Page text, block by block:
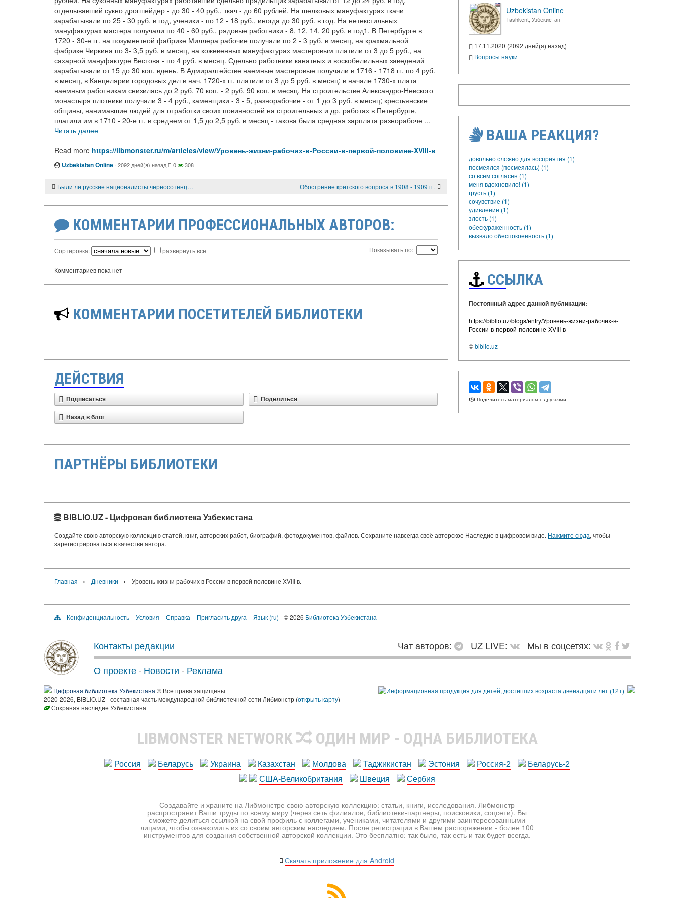
отделывавший сукно дрогшейдер - до 30 - 40 руб., ткач - до 60 рублей. На шелковых мануфактурах ткачи
зарабатывали по 25 - 30 руб. в год, ученики - по 12 - 18 руб., иногда до 30 руб. в год. На нетекстильных
мануфактурах мастера получали по 40 - 60 руб., рядовые работники - 8, 12, 14, 20 руб. в год1. В Петербурге в
1720 - 30-е гг. на позументной фабрике Миллера рабочие получали по 2 - 3 руб. в месяц, на крахмальной
фабрике Чиркина по 3- 3,5 руб. в месяц, на кожевенных мануфактурах мастеровым платили от 3 до 5 руб., на
сахарной мануфактуре Вестова - по 4 руб. в месяц. Сдельно работники канатных и воскобелильных заведений
зарабатывали от 15 до 30 коп. вдень. В Адмиралтействе наемные мастеровые получали в 1716 - 1718 гг. по 4 руб.
в месяц, в Канцелярии городовых дел в нач. 1720-х гг. платили от 3 до 5 руб. в месяц; в начале 1730-х плата
наемным работникам снизилась до 2 руб. 70 коп. - 2 руб. 90 коп. в месяц. На строительстве Александро-Невского
монастыря плотники получали 3 - 4 руб., каменщики - 3 - 5, разнорабочие - от 1 до 3 руб. в месяц; крестьянские
общины, нанимавшие людей для отработки своих повинностей на строительных и др. работах в Петербурге,
платили им в 1710 - 20-е гг. в среднем от 1,5 до 2,5 руб. в месяц - такова была средняя зарплата разнорабоче ...
Читать далее
Read more https://libmonster.ru/m/articles/view/Уровень-жизни-рабочих-в-России-в-первой-половине-XVIII-в
Uzbekistan Online · 2092 дней(я) назад 0 308
Были ли русские националисты черносотенцами? (О статье И. В. Омельянчука) Обострение критского вопроса в 1908 - 1909 гг.
КОММЕНТАРИИ ПРОФЕССИОНАЛЬНЫХ АВТОРОВ:
Сортировка: развернуть все Показывать по:
Комментариев пока нет
КОММЕНТАРИИ ПОСЕТИТЕЛЕЙ БИБЛИОТЕКИ
ДЕЙСТВИЯ
Подписаться Поделиться
Назад в блог
Uzbekistan Online
Tashkent, Узбекистан
17.11.2020 (2092 дней(я) назад)
Вопросы науки
ВАША РЕАКЦИЯ?
довольно сложно для восприятия (1)
посмеялся (посмеялась) (1)
со всем согласен (1)
меня вдохновило! (1)
грусть (1)
сочувствие (1)
удивление (1)
злость (1)
обескураженность (1)
вызвало обеспокоенность (1)
ССЫЛКА
Постоянный адрес данной публикации:
https://biblio.uz/blogs/entry/Уровень-жизни-рабочих-в-
России-в-первой-половине-XVIII-в
©biblio.uz
Поделитесь материалом с друзьями
ПАРТНЁРЫ БИБЛИОТЕКИ
BIBLIO.UZ - Цифровая библиотека Узбекистана
Создайте свою авторскую коллекцию статей, книг, авторских работ, биографий, фотодокументов, файлов. Сохраните навсегда своё авторское Наследие в цифровом виде. Нажмите сюда, чтобы
зарегистрироваться в качестве автора.
Главная › Дневники › Уровень жизни рабочих в России в первой половине XVIII в.
Конфиденциальность Условия Справка Пригласить друга Язык (ru) © 2026 Библиотека Узбекистана
Контакты редакции Чат авторов: UZ LIVE:
Мы в соцсетях:
О проекте · Новости · Реклама
Цифровая библиотека Узбекистана © Все права защищены
2020-2026, BIBLIO.UZ - составная часть международной библиотечной сети Либмонстр (открыть карту)
Сохраняя наследие Узбекистана
LIBMONSTER NETWORK ОДИН МИР - ОДНА БИБЛИОТЕКА
Россия Беларусь Украина Казахстан Молдова Таджикистан Эстония Россия-2
Беларусь-2
США-Великобритания
Швеция Сербия
Создавайте и храните на Либмонстре свою авторскую коллекцию: статьи, книги, исследования. Либмонстр
распространит Ваши труды по всему миру (через сеть филиалов, библиотеки-партнеры, поисковики, соцсети). Вы
сможете делиться ссылкой на свой профиль с коллегами, учениками, читателями и другими заинтересованными
лицами, чтобы ознакомить их со своим авторским наследием. После регистрации в Вашем распоряжении - более 100
инструментов для создания собственной авторской коллекции. Это бесплатно: так было, так есть и так будет всегда.
Скачать приложение для Android